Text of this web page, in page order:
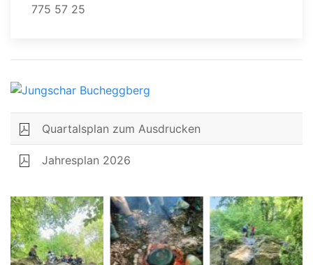
775 57 25
Quartalsplan zum Ausdrucken
Jahresplan 2026